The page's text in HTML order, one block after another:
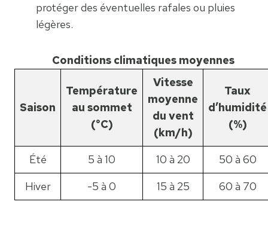
protéger des éventuelles rafales ou pluies
légères.
Conditions climatiques moyennes
Saison
Température
au sommet
(°C)
Vitesse
moyenne
du vent
(km/h)
Taux
d’humidité
(%)
Été 5 à 10 10 à 20
50 à 60
Hiver
-5 à 0 15 à 25 60 à 70